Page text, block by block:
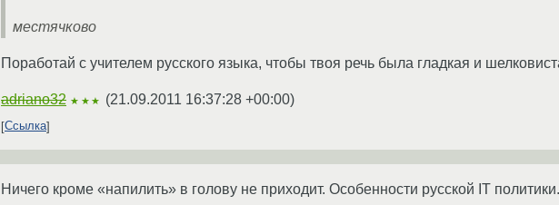
местячково
Поработай с учителем русского языка, чтобы твоя речь была гладкая и
adriano32 ★★★ (21.09.2011 16:37:28 +00:00)
Ссылка
Ничего кроме «напилить» в голову не приходит. Особенности русской IT политики.